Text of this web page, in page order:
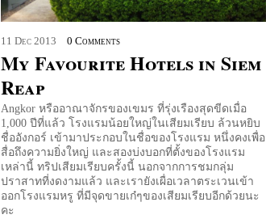
11 Dec 2013 0 Comments
My Favourite Hotels in Siem
Reap
Angkor หรืออาณาจักรของเขมร ที่รุ่งเรืองสุดขีดเมื่อ
1,000 ปีที่แล้ว โรงแรมน้อยใหญ่ในเสียมเรียบ ล้วนหยิบ
ชื่ออังกอร์ เข้ามาประกอบในชื่อของโรงแรม หนึ่งคงเพื่อ
สื่อถึงความยิ่งใหญ่ และสองบ่งบอกที่ตั้งของโรงแรม
เหล่านี้ ทริปเสียมเรียบครั้งนี้ นอกจากการชมกลุ่ม
ปราสาทที่งดงามแล้ว และเรายังเผื่อเวลาตระเวนเข้า
ออกโรงแรมหรู ที่มีจุดขายเก๋ๆของเสียมเรียบอีกด้วยนะ
คะ